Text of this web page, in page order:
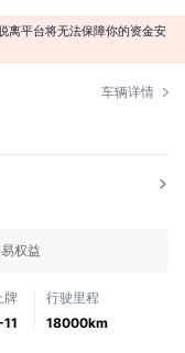
离平台将无法保障你的资金安
车辆详情
权益
牌
行驶里程
18000km